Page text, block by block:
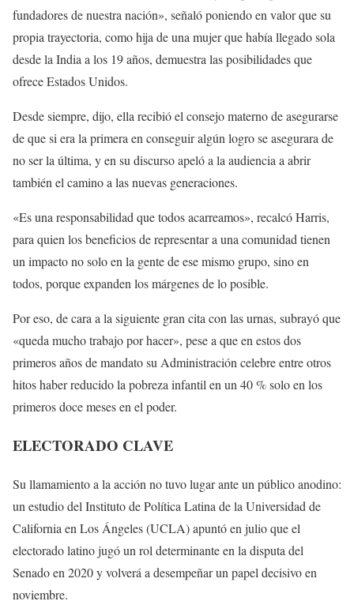
fundadores de nuestra nación», señaló poniendo en valor que su
propia trayectoria, como hija de una mujer que había llegado sola
desde la India a los 19 años, demuestra las posibilidades que
ofrece Estados Unidos.
Desde siempre, dijo, ella recibió el consejo materno de asegurarse
de que si era la primera en conseguir algún logro se asegurara de
no ser la última, y en su discurso apeló a la audiencia a abrir
también el camino a las nuevas generaciones.
«Es una responsabilidad que todos acarreamos», recalcó Harris,
para quien los beneficios de representar a una comunidad tienen
un impacto no solo en la gente de ese mismo grupo, sino en
todos, porque expanden los márgenes de lo posible.
Por eso, de cara a la siguiente gran cita con las urnas, subrayó que
«queda mucho trabajo por hacer», pese a que en estos dos
primeros años de mandato su Administración celebre entre otros
hitos haber reducido la pobreza infantil en un 40 % solo en los
primeros doce meses en el poder.
ELECTORADO CLAVE
Su llamamiento a la acción no tuvo lugar ante un público anodino:
un estudio del Instituto de Política Latina de la Universidad de
California en Los Ángeles (UCLA) apuntó en julio que el
electorado latino jugó un rol determinante en la disputa del
Senado en 2020 y volverá a desempeñar un papel decisivo en
noviembre.